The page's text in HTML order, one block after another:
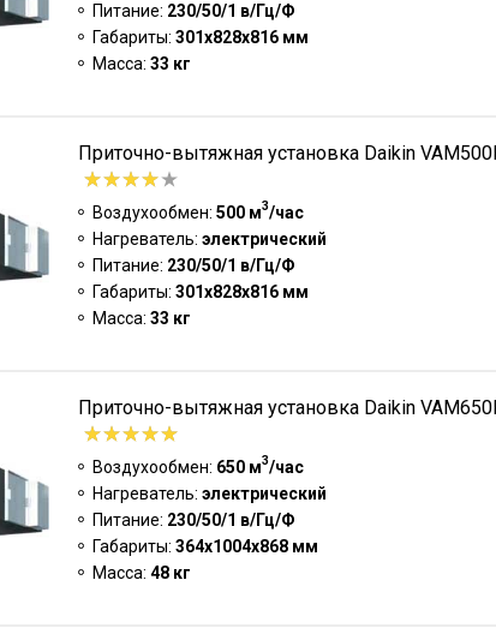
Питание: 230/50/1 в/Гц/Ф
Габариты: 301x828x816 мм
Масса: 33 кг
Приточно-вытяжная установка Daikin
Воздухообмен: 500 м3/час
Нагреватель: электрический
Питание: 230/50/1 в/Гц/Ф
Габариты: 301x828x816 мм
Масса: 33 кг
Приточно-вытяжная установка Daikin
Воздухообмен: 650 м3/час
Нагреватель: электрический
Питание: 230/50/1 в/Гц/Ф
Габариты: 364x1004x868 мм
Масса: 48 кг